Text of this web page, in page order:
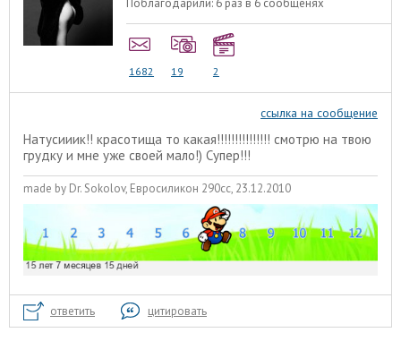
Поблагодарили: 6 раз в 6 сообщенях
1682 19 2
ссылка на сообщение
Натусииик!! красотища то какая!!!!!!!!!!!!!!! смотрю на твою
грудку и мне уже своей мало!) Супер!!!
made by Dr. Sokolov, Евросиликон 290сс, 23.12.2010
ответить цитировать